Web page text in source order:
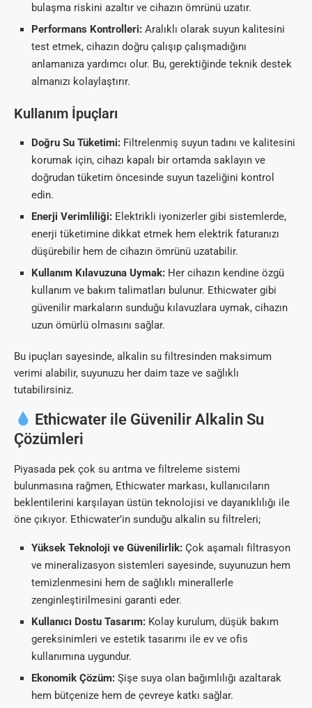
bulaşma riskini azaltır ve cihazın ömrünü uzatır.
Performans Kontrolleri: Aralıklı olarak suyun kalitesini
test etmek, cihazın doğru çalışıp çalışmadığını
anlamanıza yardımcı olur. Bu, gerektiğinde teknik destek
almanızı kolaylaştırır.
Kullanım İpuçları
Doğru Su Tüketimi: Filtrelenmiş suyun tadını ve kalitesini
korumak için, cihazı kapalı bir ortamda saklayın ve
doğrudan tüketim öncesinde suyun tazeliğini kontrol
edin.
Enerji Verimliliği: Elektrikli iyonizerler gibi sistemlerde,
enerji tüketimine dikkat etmek hem elektrik faturanızı
düşürebilir hem de cihazın ömrünü uzatabilir.
Kullanım Kılavuzuna Uymak: Her cihazın kendine özgü
kullanım ve bakım talimatları bulunur. Ethicwater gibi
güvenilir markaların sunduğu kılavuzlara uymak, cihazın
uzun ömürlü olmasını sağlar.
Bu ipuçları sayesinde, alkalin su filtresinden maksimum
verimi alabilir, suyunuzu her daim taze ve sağlıklı
tutabilirsiniz.
Ethicwater ile Güvenilir Alkalin Su
Çözümleri
Piyasada pek çok su arıtma ve filtreleme sistemi
bulunmasına rağmen, Ethicwater markası, kullanıcıların
beklentilerini karşılayan üstün teknolojisi ve dayanıklılığı ile
öne çıkıyor. Ethicwater’in sunduğu alkalin su filtreleri;
Yüksek Teknoloji ve Güvenilirlik: Çok aşamalı filtrasyon
ve mineralizasyon sistemleri sayesinde, suyunuzun hem
temizlenmesini hem de sağlıklı minerallerle
zenginleştirilmesini garanti eder.
Kullanıcı Dostu Tasarım: Kolay kurulum, düşük bakım
gereksinimleri ve estetik tasarımı ile ev ve ofis
kullanımına uygundur.
Ekonomik Çözüm: Şişe suya olan bağımlılığı azaltarak
hem bütçenize hem de çevreye katkı sağlar.